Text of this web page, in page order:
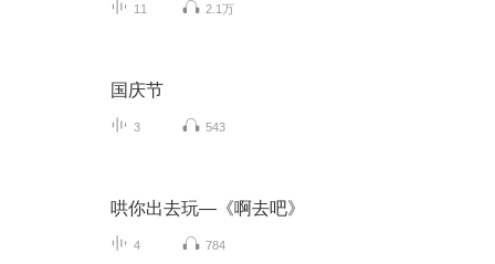
11 2.1万
国庆节
3 543
哄你出去玩—《啊去吧》
4 784